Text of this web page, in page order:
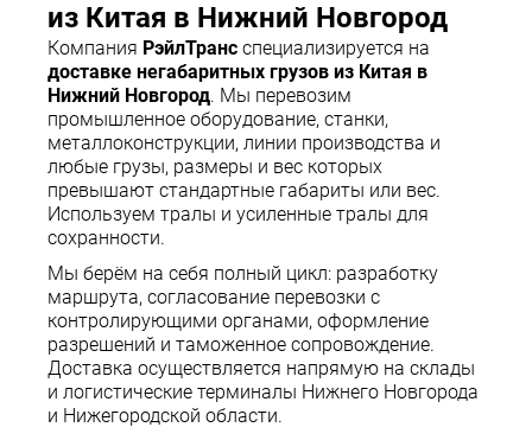
из Китая в Нижний Новгород
Компания РэйлТранс специализируется на
доставке негабаритных грузов из Китая в
Нижний Новгород. Мы перевозим
промышленное оборудование, станки,
металлоконструкции, линии производства и
любые грузы, размеры и вес которых
превышают стандартные габариты или вес.
Используем тралы и усиленные тралы для
сохранности.
Мы берём на себя полный цикл: разработку
маршрута, согласование перевозки с
контролирующими органами, оформление
разрешений и таможенное сопровождение.
Доставка осуществляется напрямую на склады
и логистические терминалы Нижнего Новгорода
и Нижегородской области.